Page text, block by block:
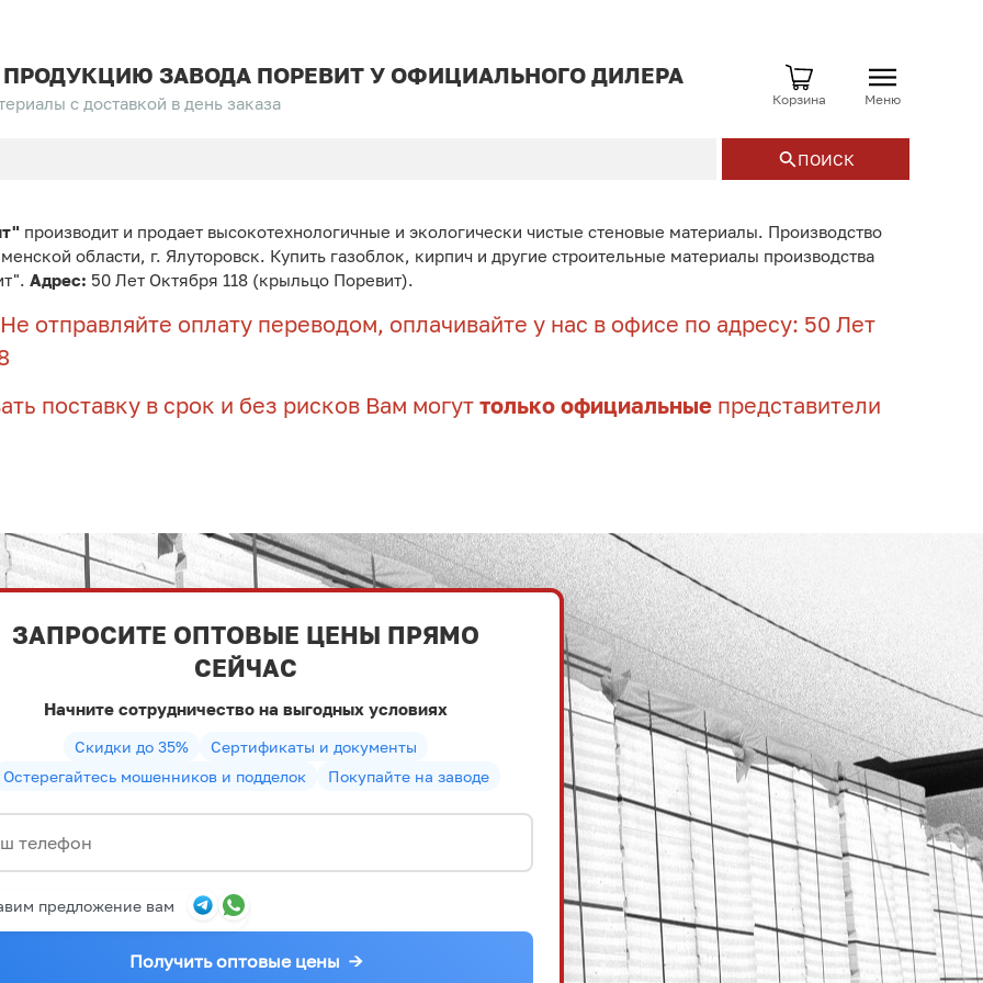
ЗАВОДА ПОРЕВИТ У ОФИЦИАЛЬНОГО ДИЛЕРА
с доставкой в день заказа Корзина Меню
ПОИСК
производит и продает высокотехнологичные и экологически чистые стеновые материалы. Производство
области, г. Ялуторовск. Купить газоблок, кирпич и другие строительные материалы производства
Адрес: 50 Лет Октября 118 (крыльцо Поревит).
отправляйте оплату переводом, оплачивайте у нас в офисе по адресу: 50 Лет
поставку в срок и без рисков Вам могут только официальные представители
ЗАПРОСИТЕ ОПТОВЫЕ ЦЕНЫ ПРЯМО
СЕЙЧАС
Начните сотрудничество на выгодных условиях
Скидки до 35%
Сертификаты и документы
Остерегайтесь мошенников и подделок
Покупайте на заводе
предложение вам
Получить оптовые цены →